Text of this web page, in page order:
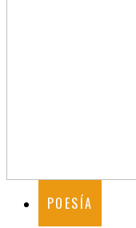
POESÍA